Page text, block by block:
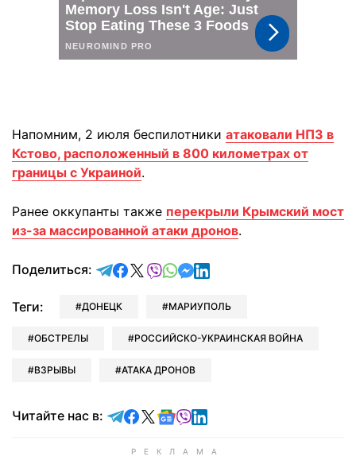
Напомним, 2 июля беспилотники атаковали НПЗ в
Кстово, расположенный в 800 километрах от
границы с Украиной.
Ранее оккупанты также перекрыли Крымский мост
из-за массированной атаки дронов.
Поделиться: отправить в Telegram
поделиться в Facebook
поделиться в X
отправить в Viber
отправить в Whatsapp
отправить в Messenger
отправить в LinkedIn
Теги: ДОНЕЦК МАРИУПОЛЬ
ОБСТРЕЛЫ РОССИЙСКО-УКРАИНСКАЯ ВОЙНА
ВЗРЫВЫ АТАКА ДРОНОВ
Читайте нас в: Читайте в Telegram
Читайте в Facebook
Читайте в X
Читайте в Google news
Читайте в Viber
Читайте в LinkedIn